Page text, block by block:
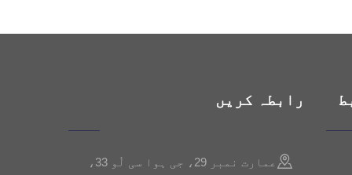
رابطہ کریں
عمارت نمبر 29، جی ہوا سی لُو 33،